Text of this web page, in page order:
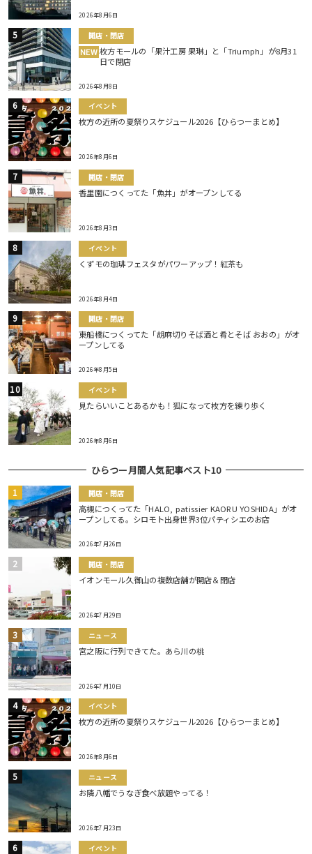
2026年8月6日
開店・閉店
NEW 枚方モールの「果汁工房 果琳」と「Triumph」が8月31
日で閉店
2026年8月8日
イベント
枚方の近所の夏祭りスケジュール2026【ひらつーまとめ】
2026年8月6日
開店・閉店
香里園につくってた「魚丼」がオープンしてる
2026年8月3日
イベント
くずモの珈琲フェスタがパワーアップ！紅茶も
2026年8月4日
開店・閉店
東船橋につくってた「胡麻切りそば酒と肴とそば おおの」がオ
ープンしてる
2026年8月5日
イベント
見たらいいことあるかも！狐になって枚方を練り歩く
2026年8月6日
ひらつー月間人気記事ベスト10
開店・閉店
高槻につくってた「HALO, patissier KAORU YOSHIDA」がオ
ープンしてる。シロモト出身世界3位パティシエのお店
2026年7月26日
開店・閉店
イオンモール久御山の複数店舗が開店＆閉店
2026年7月29日
ニュース
宮之阪に行列できてた。あら川の桃
2026年7月10日
イベント
枚方の近所の夏祭りスケジュール2026【ひらつーまとめ】
2026年8月6日
ニュース
お隣八幡でうなぎ食べ放題やってる！
2026年7月23日
イベント